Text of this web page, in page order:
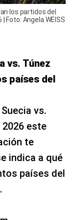
los partidos del
Foto: Angela WEISS
vs. Túnez
países del
vs.
2026 este
te
indica a qué
países del